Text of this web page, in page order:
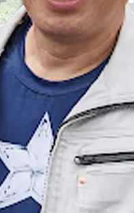
2026/07/31
本日、大分市大津町のアパー
要物の引き取りに…